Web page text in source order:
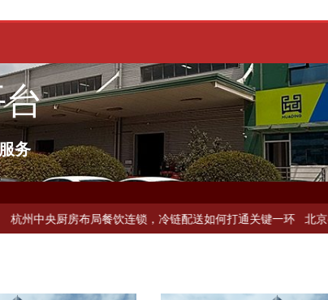
务
如何破解冻品食材流通难题？ 杭州中央厨房布局餐饮连锁，